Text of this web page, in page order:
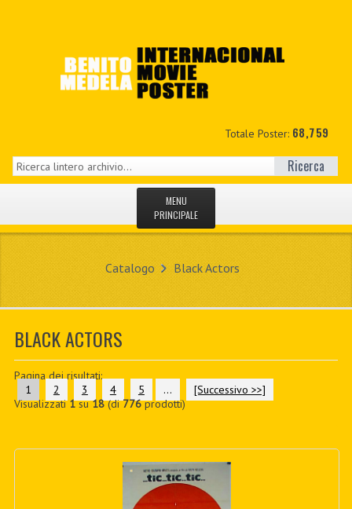
Totale Poster: 68,759
Ricerca
MENU
PRINCIPALE
IL MIO CONTO
CUSTOM PDF
Catalogo Black Actors
BLACK ACTORS
Pagina dei risultati:
1
2 3 4 5 ...
[Successivo >>]
Visualizzati1su18(di776prodotti)